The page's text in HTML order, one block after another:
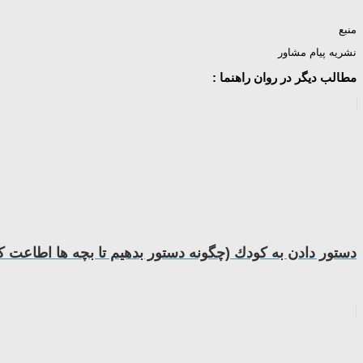
منبع
نشریه پیام مشاور
مطالب دیگر در روان راهنما :
دستور دادن به كودك (چگونه دستور بدهیم تا بچه ها اطاعت